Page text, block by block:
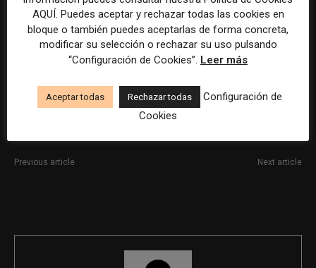
La selección y el tratamiento de la información de estas
ofertas se ha realizado con la asistencia de herramientas
de inteligencia artificial, siempre bajo supervisión
humana.
Previous article Next article
AQUÍ. Puedes aceptar y rechazar todas las cookies en
bloque o también puedes aceptarlas de forma concreta,
modificar su selección o rechazar su uso pulsando
“Configuración de Cookies”. Leer más
Aceptar todas Rechazar todas
Configuración de
Cookies